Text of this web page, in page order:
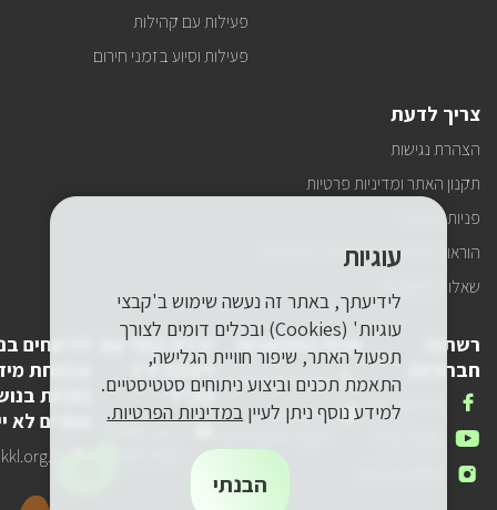
פעילות עם קהילות
פעילות וסיוע בזמני חירום
צריך לדעת
הצהרת נגישות
תקנון האתר ומדיניות פרטיות
פניות הציבור
הוראות התנהגות ובטיחות למטיילים
שאלות ותשובות
רשתות
חברתיות
FACEBOOK
אנחנו
בפייסבוק
אנחנו
ביוטיוב
אנחנו
פרטי התקשרות
טלפון1-800-250-250
דואר pneyot-
יצירת קשר עם
לשכת יו"ר
קק"ל
אלקטרוני
שלנו
לדיווחים
אבטחת
(פניות
אחרים לא
עוגיות
לידיעתך, באתר זה נעשה שימוש ב'קבצי
עוגיות' (Cookies) ובכלים דומים לצורך
תפעול האתר, שיפור חוויית הגלישה,
התאמת תכנים וביצוע ניתוחים סטטיסטיים.
למידע נוסף ניתן לעיין במדיניות הפרטיות.
הבנתי